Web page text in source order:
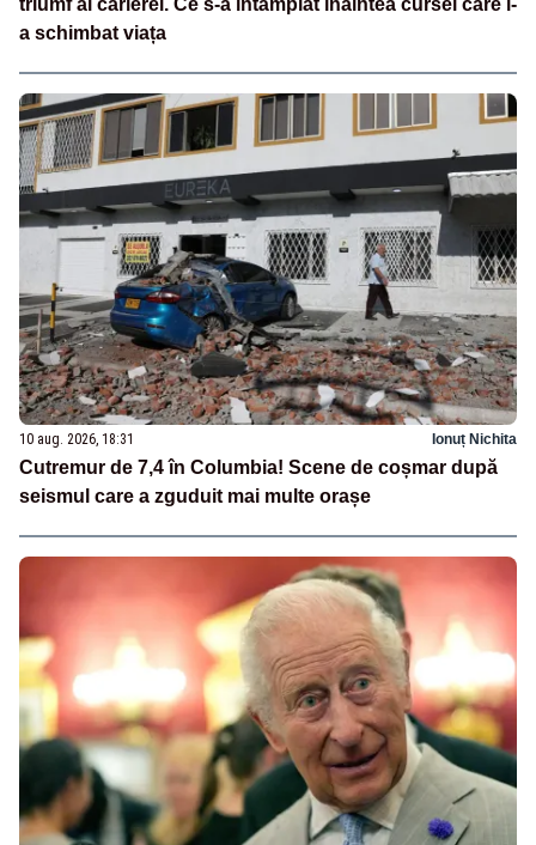
triumf al carierei. Ce s-a întâmplat înaintea cursei care i-
a schimbat viața
10 aug. 2026, 18:31 Ionuț Nichita
Cutremur de 7,4 în Columbia! Scene de coșmar după
seismul care a zguduit mai multe orașe